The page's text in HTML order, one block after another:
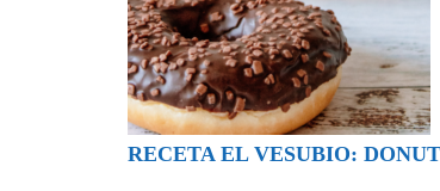
RECETA EL VESUBIO: